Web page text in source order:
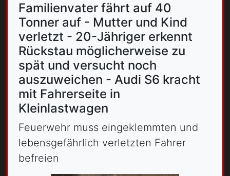
Familienvater fährt auf 40
Tonner auf - Mutter und Kind
verletzt - 20-Jähriger erkennt
Rückstau möglicherweise zu
spät und versucht noch
auszuweichen - Audi S6 kracht
mit Fahrerseite in
Kleinlastwagen
Feuerwehr muss eingeklemmten und
lebensgefährlich verletzten Fahrer
befreien